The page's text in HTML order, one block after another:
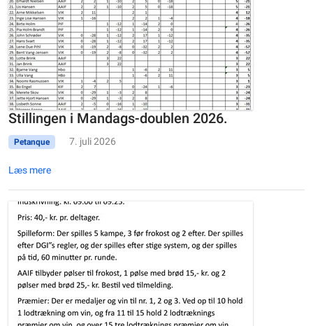
Stillingen i Mandags-doublen 2026.
Petanque 7. juli 2026
Læs mere